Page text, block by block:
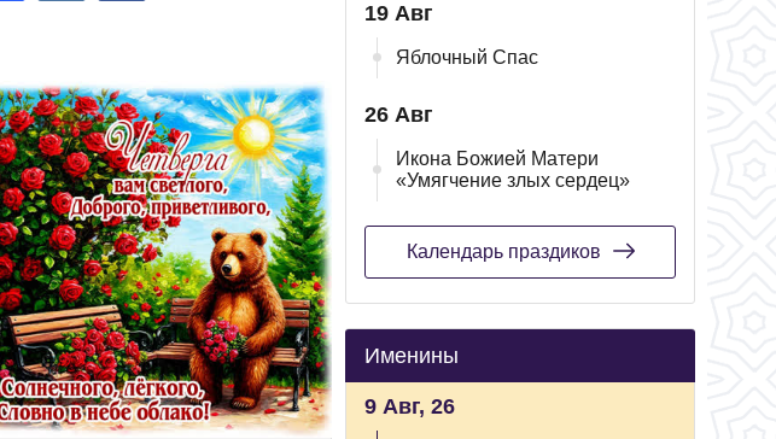
19 Авг
Яблочный Спас
26 Авг
Икона Божией Матери
«Умягчение злых сердец»
Календарь праздиков
Именины
9 Авг, 26